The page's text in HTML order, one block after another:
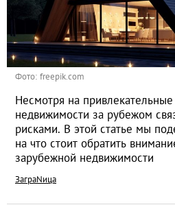
Фото: freepik.com
Несмотря на
недвижимости за рубежом
рисками. В этой статье мы
на что стоит обратить
зарубежной недвижимости
ЗаграNица